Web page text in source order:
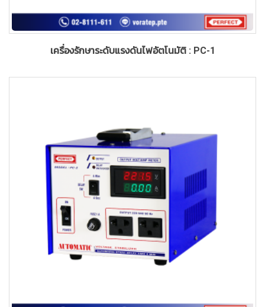
เครื่องรักษาระดับแรงดันไฟอัตโนมัติ : PC-1